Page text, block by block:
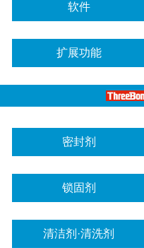
软件
扩展功能
密封剂
锁固剂
清洁剂·清洗剂